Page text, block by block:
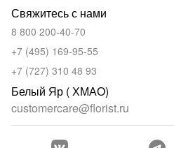
Свяжитесь с нами
8 800 200-40-70
+7 (495) 169-95-55
+7 (727) 310 48 93
Белый Яр ( ХМАО)
customercare@florist.ru